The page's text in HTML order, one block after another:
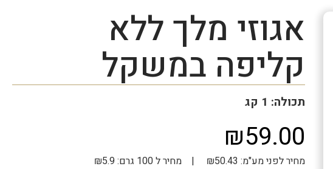
אגוזי מלך ללא
קליפה במשקל
תכולה: 1 קג
₪59.00
מחיר לפני מע"מ: ₪50.43 | מחיר ל 100 גרם: ₪5.9